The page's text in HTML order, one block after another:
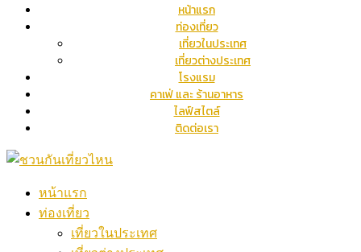
หน้าแรก
ท่องเที่ยว
เที่ยวในประเทศ
เที่ยวต่างประเทศ
โรงแรม
คาเฟ่ และ ร้านอาหาร
ไลฟ์สไตล์
ติดต่อเรา
หน้าแรก
ท่องเที่ยว
เที่ยวในประเทศ